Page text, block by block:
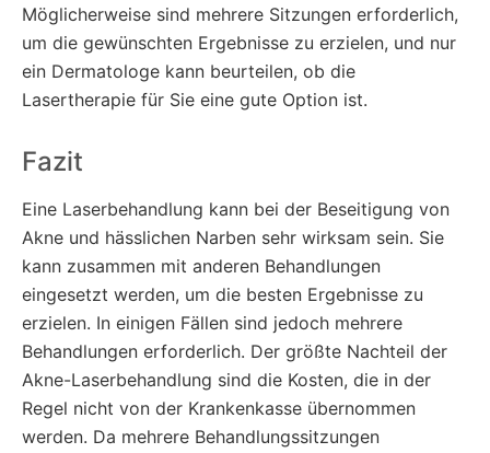
Möglicherweise sind mehrere Sitzungen erforderlich,
um die gewünschten Ergebnisse zu erzielen, und nur
ein Dermatologe kann beurteilen, ob die
Lasertherapie für Sie eine gute Option ist.
Fazit
Eine Laserbehandlung kann bei der Beseitigung von
Akne und hässlichen Narben sehr wirksam sein. Sie
kann zusammen mit anderen Behandlungen
eingesetzt werden, um die besten Ergebnisse zu
erzielen. In einigen Fällen sind jedoch mehrere
Behandlungen erforderlich. Der größte Nachteil der
Akne-Laserbehandlung sind die Kosten, die in der
Regel nicht von der Krankenkasse übernommen
werden. Da mehrere Behandlungssitzungen